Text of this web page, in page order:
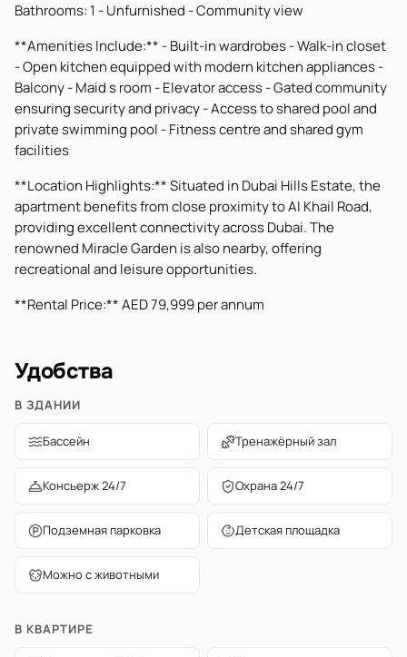
Bathrooms: 1 - Unfurnished - Community view
**Amenities Include:** - Built-in wardrobes - Walk-in closet
- Open kitchen equipped with modern kitchen appliances -
Balcony - Maid s room - Elevator access - Gated community
ensuring security and privacy - Access to shared pool and
private swimming pool - Fitness centre and shared gym
facilities
**Location Highlights:** Situated in Dubai Hills Estate, the
apartment benefits from close proximity to Al Khail Road,
providing excellent connectivity across Dubai. The
renowned Miracle Garden is also nearby, offering
recreational and leisure opportunities.
**Rental Price:** AED 79,999 per annum
Удобства
В ЗДАНИИ
Бассейн Тренажёрный зал
Консьерж 24/7 Охрана 24/7
Подземная парковка Детская площадка
Можно с животными
В КВАРТИРЕ